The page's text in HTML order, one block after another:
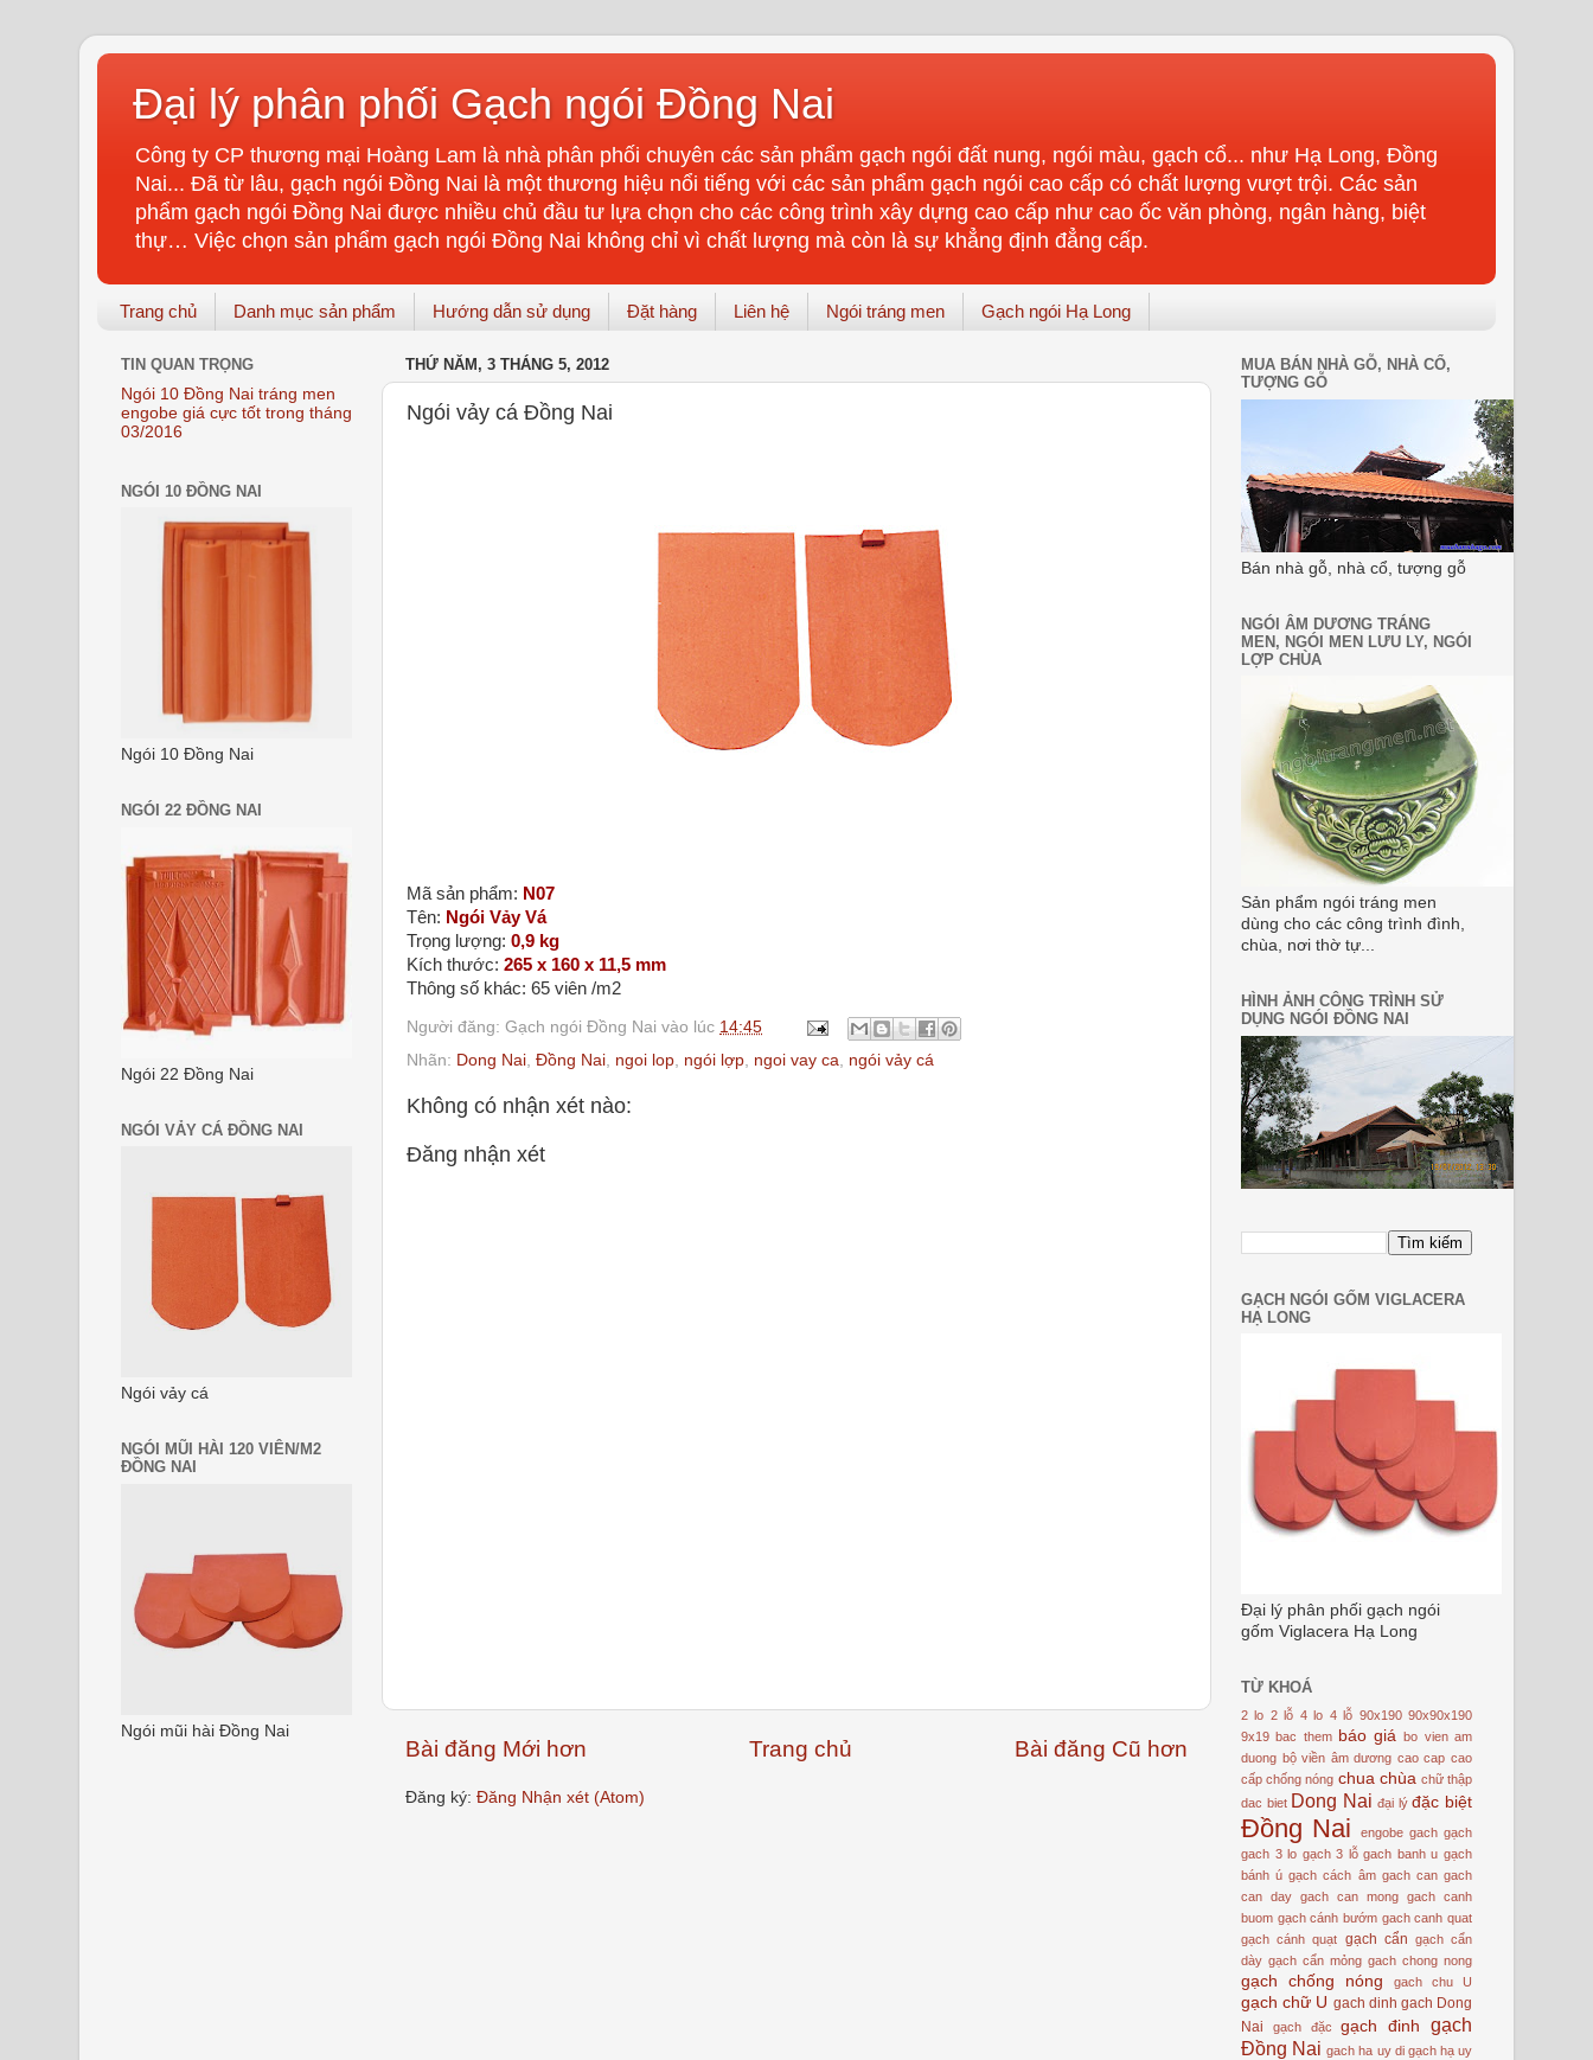
Đại lý phân phối Gạch ngói Đồng Nai
Công ty CP thương mại Hoàng Lam là nhà phân phối chuyên các sản phẩm gạch ngói đất nung, ngói màu, gạch cổ... như Hạ Long, Đồng
Nai... Đã từ lâu, gạch ngói Đồng Nai là một thương hiệu nổi tiếng với các sản phẩm gạch ngói cao cấp có chất lượng vượt trội. Các sản
phẩm gạch ngói Đồng Nai được nhiều chủ đầu tư lựa chọn cho các công trình xây dựng cao cấp như cao ốc văn phòng, ngân hàng, biệt
thự… Việc chọn sản phẩm gạch ngói Đồng Nai không chỉ vì chất lượng mà còn là sự khẳng định đẳng cấp.
Trang chủ Danh mục sản phẩm Hướng dẫn sử dụng Đặt hàng Liên hệ Ngói tráng men Gạch ngói Hạ Long
THỨ NĂM, 3 THÁNG 5, 2012
Ngói vảy cá Đồng Nai
Mã sản phẩm: N07
Tên: Ngói Vảy Vá
Trọng lượng: 0,9 kg
Kích thước: 265 x 160 x 11,5 mm
Thông số khác: 65 viên /m2
Người đăng: Gạch ngói Đồng Nai vào lúc 14:45
Nhãn: Dong Nai Đồng Nai ngoi lop ngói lợp ngoi vay ca ngói vảy cá
Không có nhận xét nào:
Đăng nhận xét
Bài đăng Mới hơn Bài đăng Cũ hơn
Trang chủ
Đăng ký: Đăng Nhận xét (Atom)
TIN QUAN TRỌNG
Ngói 10 Đồng Nai tráng men
engobe giá cực tốt trong tháng
03/2016
NGÓI 10 ĐỒNG NAI
Ngói 10 Đồng Nai
NGÓI 22 ĐỒNG NAI
Ngói 22 Đồng Nai
NGÓI VẢY CÁ ĐỒNG NAI
Ngói vảy cá
NGÓI MŨI HÀI 120 VIÊN/M2
ĐỒNG NAI
Ngói mũi hài Đồng Nai
MUA BÁN NHÀ GỖ, NHÀ CỔ,
TƯỢNG GỖ
Bán nhà gỗ, nhà cổ, tượng gỗ
NGÓI ÂM DƯƠNG TRÁNG
MEN, NGÓI MEN LƯU LY, NGÓI
LỢP CHÙA
Sản phẩm ngói tráng men
dùng cho các công trình đình,
chùa, nơi thờ tự...
HÌNH ẢNH CÔNG TRÌNH SỬ
DỤNG NGÓI ĐỒNG NAI
GẠCH NGÓI GỐM VIGLACERA
HẠ LONG
Đại lý phân phối gạch ngói
gốm Viglacera Hạ Long
TỪ KHOÁ
2 lo 2 lỗ 4 lo 4 lỗ 90x190 90x90x190
9x19 bac them báo giá
bo vien am
duong bộ viền âm dương cao cap cao
cấp chống nóng chua chùa chữ thập
dac biet Dong Nai đại lý đặc biệt
Đồng Nai engobe gach gạch
gach 3 lo gạch 3 lỗ gach banh u gạch
bánh ú gạch cách âm gach can gach
can day gach can mong gach canh
buom gạch cánh bướm gach canh quat
gạch cánh quạt gạch cẩn gạch cẩn
dày gạch cẩn mỏng gach chong nong
gạch chống nóng gach chu U
gạch chữ U gach dinh gach Dong
Nai
gạch đặc gạch đinh
gạch
Đồng Nai gach ha uy di gạch hạ uy